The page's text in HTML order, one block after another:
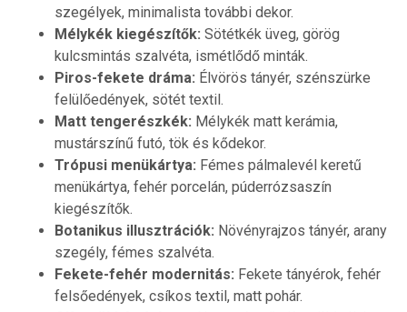
szegélyek, minimalista további dekor.
Mélykék kiegészítők: Sötétkék üveg, görög
kulcsmintás szalvéta, ismétlődő minták.
Piros-fekete dráma: Élvörös tányér, szénszürke
felülőedények, sötét textil.
Matt tengerészkék: Mélykék matt kerámia,
mustárszínű futó, tök és kődekor.
Trópusi menükártya: Fémes pálmalevél keretű
menükártya, fehér porcelán, púderrózsaszín
kiegészítők.
Botanikus illusztrációk: Növényrajzos tányér, arany
szegély, fémes szalvéta.
Fekete-fehér modernitás: Fekete tányérok, fehér
felsőedények, csíkos textil, matt pohár.